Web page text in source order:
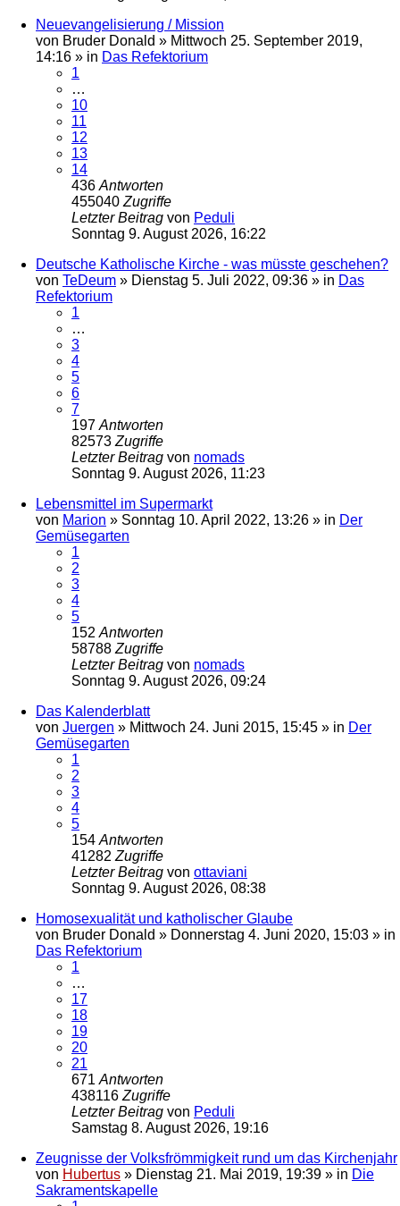
Neuevangelisierung / Mission
von Bruder Donald » Mittwoch 25. September 2019,
14:16 » in Das Refektorium
1
…
10
11
12
13
14
436 Antworten
455040 Zugriffe
Letzter Beitrag von Peduli
Sonntag 9. August 2026, 16:22
Deutsche Katholische Kirche - was müsste geschehen?
von TeDeum » Dienstag 5. Juli 2022, 09:36 » in Das
Refektorium
1
…
3
4
5
6
7
197 Antworten
82573 Zugriffe
Letzter Beitrag von nomads
Sonntag 9. August 2026, 11:23
Lebensmittel im Supermarkt
von Marion » Sonntag 10. April 2022, 13:26 » in Der
Gemüsegarten
1
2
3
4
5
152 Antworten
58788 Zugriffe
Letzter Beitrag von nomads
Sonntag 9. August 2026, 09:24
Das Kalenderblatt
von Juergen » Mittwoch 24. Juni 2015, 15:45 » in Der
Gemüsegarten
1
2
3
4
5
154 Antworten
41282 Zugriffe
Letzter Beitrag von ottaviani
Sonntag 9. August 2026, 08:38
Homosexualität und katholischer Glaube
von Bruder Donald » Donnerstag 4. Juni 2020, 15:03 » in
Das Refektorium
1
…
17
18
19
20
21
671 Antworten
438116 Zugriffe
Letzter Beitrag von Peduli
Samstag 8. August 2026, 19:16
Zeugnisse der Volksfrömmigkeit rund um das Kirchenjahr
von Hubertus » Dienstag 21. Mai 2019, 19:39 » in Die
Sakramentskapelle